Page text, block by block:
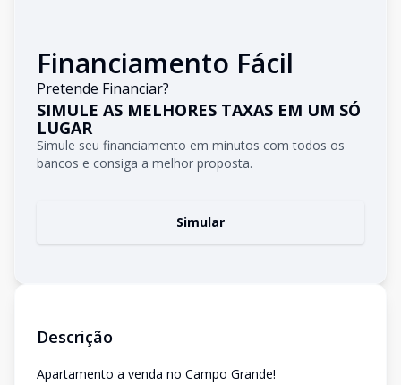
Financiamento Fácil
Pretende Financiar?
SIMULE AS MELHORES TAXAS EM UM SÓ
LUGAR
Simule seu financiamento em minutos com todos os
bancos e consiga a melhor proposta.
Simular
Descrição
Apartamento a venda no Campo Grande!